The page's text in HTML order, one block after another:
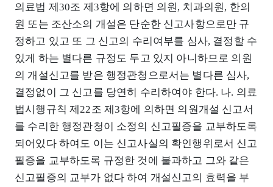
의료법 제30조 제3항에 의하면 의원, 치과의원, 한의
원 또는 조산소의 개설은 단순한 신고사항으로만 규
정하고 있고 또 그 신고의 수리여부를 심사, 결정할 수
있게 하는 별다른 규정도 두고 있지 아니하므로 의원
의 개설신고를 받은 행정관청으로서는 별다른 심사,
결정없이 그 신고를 당연히 수리하여야 한다. 나. 의료
법시행규칙 제22조 제3항에 의하면 의원개설 신고서
를 수리한 행정관청이 소정의 신고필증을 교부하도록
되어있다 하여도 이는 신고사실의 확인행위로서 신고
필증을 교부하도록 규정한 것에 불과하고 그와 같은
신고필증의 교부가 없다 하여 개설신고의 효력을 부